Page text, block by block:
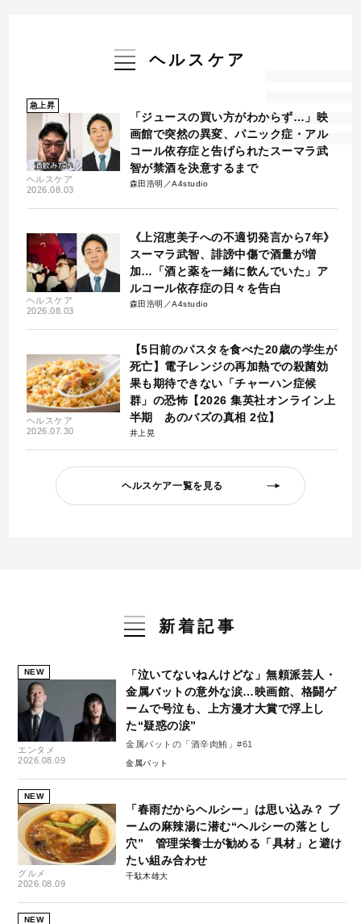
ヘルスケア
急上昇
ヘルスケア
2026.08.03
「ジュースの買い方がわからず…」映
画館で突然の異変、パニック症・アル
コール依存症と告げられたスーマラ武
智が禁酒を決意するまで
森田浩明／A4studio
ヘルスケア
2026.08.03
《上沼恵美子への不適切発言から7年》
スーマラ武智、誹謗中傷で酒量が増
加…「酒と薬を一緒に飲んでいた」ア
ルコール依存症の日々を告白
森田浩明／A4studio
ヘルスケア
2026.07.30
【5日前のパスタを食べた20歳の学生が
死亡】電子レンジの再加熱での殺菌効
果も期待できない「チャーハン症候
群」の恐怖【2026 集英社オンライン上
半期 あのバズの真相 2位】
井上晃
ヘルスケア一覧を見る
新着記事
NEW
エンタメ
2026.08.09
「泣いてないねんけどな」無頼派芸人・
金属バットの意外な涙…映画館、格闘ゲ
ームで号泣も、上方漫才大賞で浮上し
た“疑惑の涙”
金属バットの「酒辛肉鮪」#61
金属バット
NEW
グルメ
2026.08.09
「春雨だからヘルシー」は思い込み？ ブ
ームの麻辣湯に潜む“ヘルシーの落とし
穴” 管理栄養士が勧める「具材」と避け
たい組み合わせ
千駄木雄大
NEW